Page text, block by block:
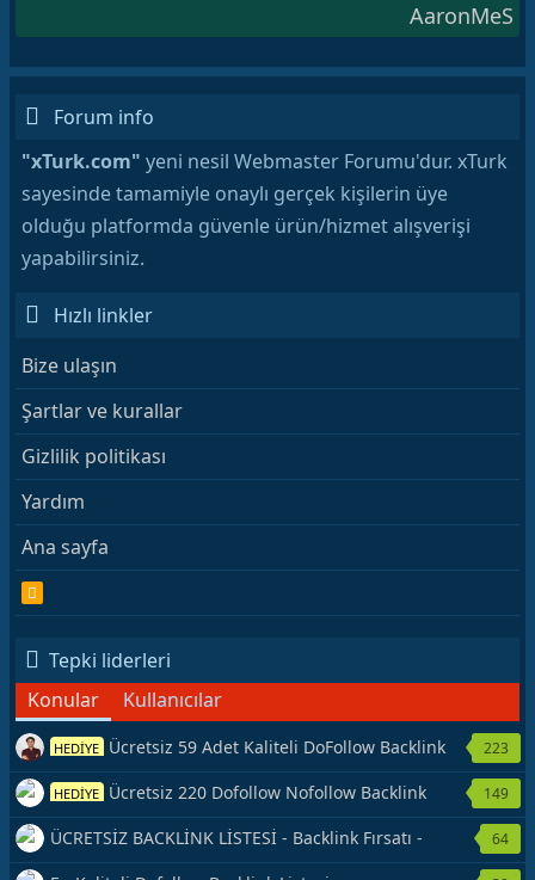
AaronMeS
Forum info
"xTurk.com" yeni nesil Webmaster Forumu'dur. xTurk
sayesinde tamamiyle onaylı gerçek kişilerin üye
olduğu platformda güvenle ürün/hizmet alışverişi
yapabilirsiniz.
Hızlı linkler
Bize ulaşın
Şartlar ve kurallar
Gizlilik politikası
Yardım
Ana sayfa
S
Tepki liderleri
Konular
Kullanıcılar
HEDİYE Ücretsiz 59 Adet Kaliteli DoFollow Backlink
Kaynağı Veriyorum.
223
HEDİYE Ücretsiz 220 Dofollow Nofollow Backlink
Veriyorum
149
ÜCRETSİZ BACKLİNK LİSTESİ - Backlink Fırsatı -
Hemen Yetiş!
64